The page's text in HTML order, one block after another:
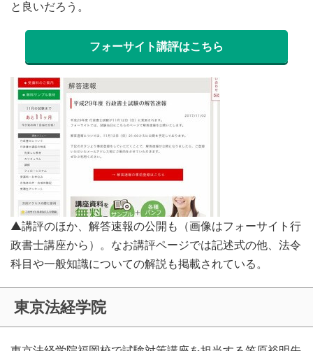
と良いだろう。
フォーサイト講評はこちら
▲講評のほか、解答速報の公開も（画像はフォーサイト行
政書士講座から）。なお講評ページでは記述式の他、法令
科目や一般知識についての解説も掲載されている。
東京法経学院